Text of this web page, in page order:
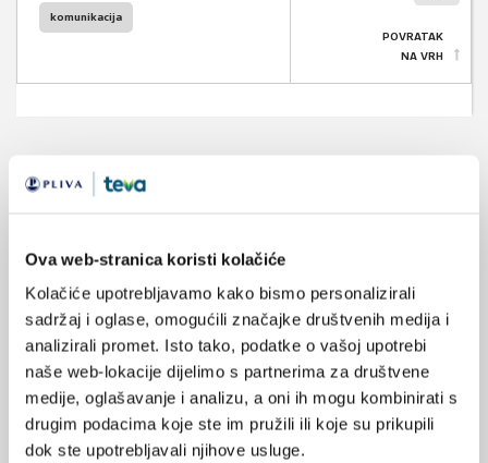
Ova web-stranica koristi kolačiće
Kolačiće upotrebljavamo kako bismo personalizirali
sadržaj i oglase, omogućili značajke društvenih medija i
analizirali promet. Isto tako, podatke o vašoj upotrebi
naše web-lokacije dijelimo s partnerima za društvene
medije, oglašavanje i analizu, a oni ih mogu kombinirati s
drugim podacima koje ste im pružili ili koje su prikupili
dok ste upotrebljavali njihove usluge.
komunikacija
POVRATAK
NA VRH
VEZANI SADRŽAJ
Metodološka kvaliteta i transparentnost hrvatskih
kliničkih smjernica
25.06.2025.
Slanje elektronskih podsjetnika bolesnicima s
kroničnim bubrežnim bolestima